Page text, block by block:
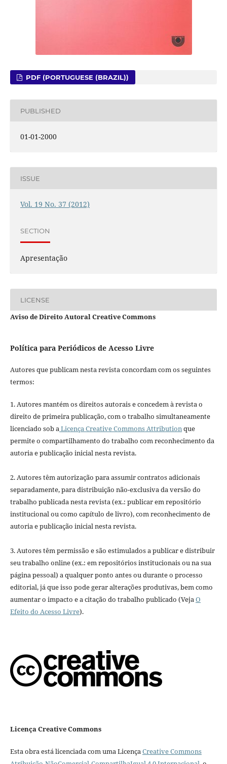
PDF (PORTUGUESE (BRAZIL))
PUBLISHED
01-01-2000
ISSUE
Vol. 19 No. 37 (2012)
SECTION
Apresentação
LICENSE
Aviso de Direito Autoral Creative Commons
Política para Periódicos de Acesso Livre
Autores que publicam nesta revista concordam com os seguintes
termos:
1. Autores mantém os direitos autorais e concedem à revista o
direito de primeira publicação, com o trabalho simultaneamente
licenciado sob aLicença Creative Commons Attributionque
permite o compartilhamento do trabalho com reconhecimento da
autoria e publicação inicial nesta revista.
2. Autores têm autorização para assumir contratos adicionais
separadamente, para distribuição não-exclusiva da versão do
trabalho publicada nesta revista (ex.: publicar em repositório
institucional ou como capítulo de livro), com reconhecimento de
autoria e publicação inicial nesta revista.
3. Autores têm permissão e são estimulados a publicar e distribuir
seu trabalho online (ex.: em repositórios institucionais ou na sua
página pessoal) a qualquer ponto antes ou durante o processo
editorial, já que isso pode gerar alterações produtivas, bem como
aumentar o impacto e a citação do trabalho publicado (VejaO
Efeito do Acesso Livre).
Licença Creative Commons
Esta obra está licenciada com uma LicençaCreative Commons